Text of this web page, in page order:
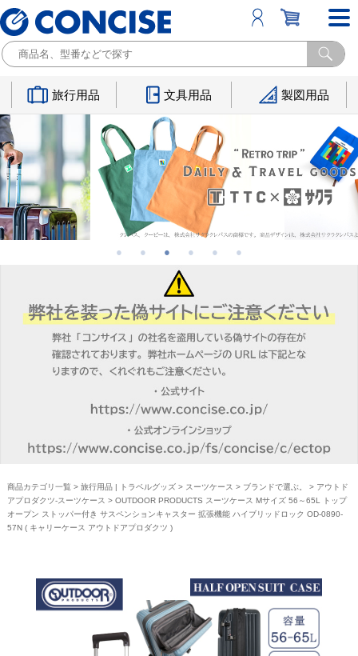
旅行用品 文具用品 製図用品
商品カテゴリ一覧 > 旅行用品 | トラベルグッズ> スーツケース > ブランドで選ぶ。 > アウトド
アプロダクツ-スーツケース > OUTDOOR PRODUCTS スーツケース Mサイズ 56～65L トップ
オープン ストッパー付き サスペンションキャスター 拡張機能 ハイブリッドロック OD-0890-
57N ( キャリーケース アウトドアプロダクツ )